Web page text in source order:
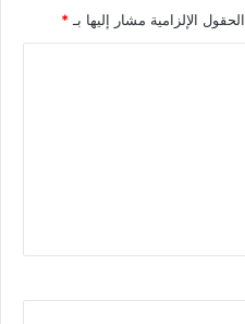
الحقول الإلزامية مشار إليها بـ *